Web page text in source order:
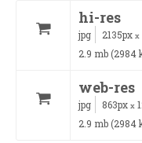
hi-res
jpg 2135px x
2.9 mb (2984
web-res
jpg 863px x
2.9 mb (2984